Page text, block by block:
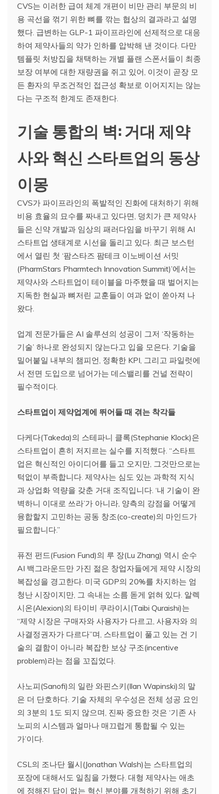
CVS는 이러한 급여 체계 개편이 비만 관리 부문의 비
용 곡선을 꺾기 위한 뼈를 깎는 협상의 결과라고 설명
했다. 급변하는 GLP-1 파이프라인에 선제적으로 대응
하여 제약사들의 약가 인하를 압박해 낸 것이다. 다만
템플릿 처방집을 채택하는 개별 플랜 스폰서들이 최종
보장 여부에 대한 재량권을 쥐고 있어, 이것이 곧장 모
든 환자의 무조건적인 접근성 확보로 이어지지는 않는
다는 구조적 한계도 존재한다.
기술 통합의 벽: 거대 제약
사와 혁신 스타트업의 동상
이몽
CVS가 파이프라인의 폭발적인 진화에 대처하기 위해
비용 효율의 묘수를 짜내고 있다면, 덩치가 큰 제약사
들은 신약 개발과 임상의 패러다임을 바꾸기 위해 AI
스타트업 생태계로 시선을 돌리고 있다. 최근 보스턴
에서 열린 첫 ‘팜스타즈 팜테크 이노베이션 서밋
(PharmStars Pharmtech Innovation Summit)’에서는
제약사와 스타트업이 테이블을 마주했을 때 벌어지는
지독한 현실과 뼈저린 교훈들이 여과 없이 쏟아져 나
왔다.
업계 전문가들은 AI 솔루션의 성공이 그저 ‘작동하는
기술’ 하나로 완성되지 않는다고 입을 모은다. 기술을
밀어붙일 내부의 챔피언, 정확한 KPI, 그리고 파일럿에
서 전면 도입으로 넘어가는 데스밸리를 건널 전략이
필수적이다.
스타트업이 제약업계에 뛰어들 때 겪는 착각들
다케다(Takeda)의 스테파니 클록(Stephanie Klock)은
스타트업이 흔히 저지르는 실수를 지적했다. “스타트
업은 혁신적인 아이디어를 들고 오지만, 그것만으로는
턱없이 부족합니다. 제약사는 심도 있는 과학적 지식
과 상업화 역량을 갖춘 거대 조직입니다. ‘내 기술이 완
벽하니 이대로 쓰라’가 아니라, 양측의 강점을 어떻게
융합할지 고민하는 공동 창조(co-create)의 마인드가
필요합니다.”
퓨전 펀드(Fusion Fund)의 루 장(Lu Zhang) 역시 순수
AI 백그라운드만 가진 젊은 창업자들에게 제약 시장의
복잡성을 경고한다. 미국 GDP의 20%를 차지하는 엄
청난 시장이지만, 그 속내는 소름 돋게 얽혀 있다. 알렉
시온(Alexion)의 타이비 쿠라이시(Taibi Quraishi)는
“제약 시장은 구매자와 사용자가 다르고, 사용자와 의
사결정권자가 다르다”며, 스타트업이 풀고 있는 건 기
술의 결함이 아니라 복잡한 보상 구조(incentive
problem)라는 점을 꼬집었다.
사노피(Sanofi)의 일란 와핀스키(Ilan Wapinski)의 말
은 더 단호하다. 기술 자체의 우수성은 전체 성공 요인
의 3분의 1도 되지 않으며, 진짜 중요한 것은 ‘기존 사
노피의 시스템과 얼마나 매끄럽게 통합될 수 있는
가’이다.
CSL의 조나단 월시(Jonathan Walsh)는 스타트업의
포장에 대해서도 일침을 가했다. 대형 제약사는 애초
에 정해진 답이 없는 혁신 분야를 개척하기 위해 초기